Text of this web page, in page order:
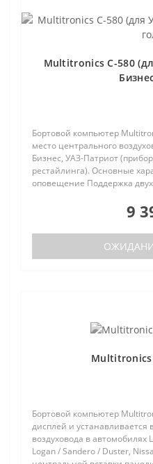
Multitronics C-580
Бортовой компьютер
место центрального
Бизнес, УАЗ-Патриот
рестайлинга). Основные
оповещение Поддержка
9
Multitronics
Бортовой компьютер
дисплей и устанавливается
воздуховода в автомобилях
Logan / Sandero / Duster,